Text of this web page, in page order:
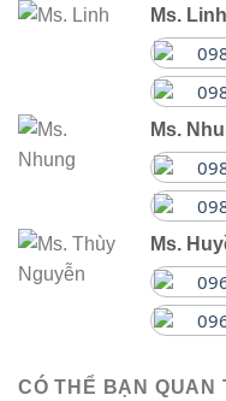
Ms. Linh
Ms.
Ms.
CÓ THỂ BẠN QUAN